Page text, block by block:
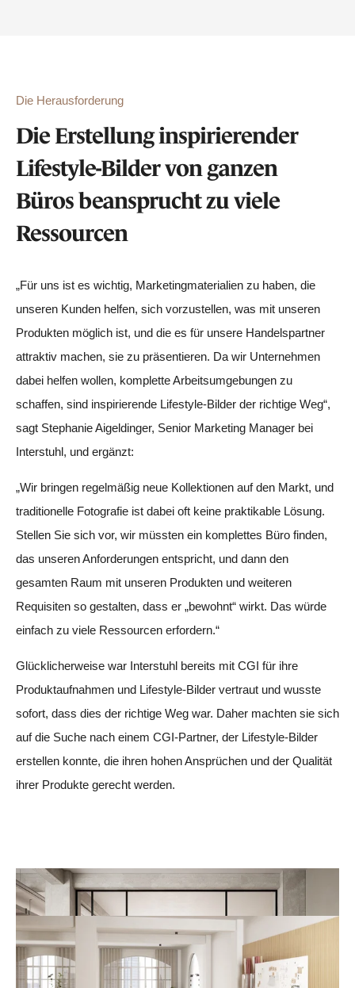
Die Herausforderung
Die Erstellung inspirierender
Lifestyle-Bilder von ganzen
Büros beansprucht zu viele
Ressourcen
„Für uns ist es wichtig, Marketingmaterialien zu haben, die
unseren Kunden helfen, sich vorzustellen, was mit unseren
Produkten möglich ist, und die es für unsere Handelspartner
attraktiv machen, sie zu präsentieren. Da wir Unternehmen
dabei helfen wollen, komplette Arbeitsumgebungen zu
schaffen, sind inspirierende Lifestyle-Bilder der richtige Weg“,
sagt Stephanie Aigeldinger, Senior Marketing Manager bei
Interstuhl, und ergänzt:
„Wir bringen regelmäßig neue Kollektionen auf den Markt, und
traditionelle Fotografie ist dabei oft keine praktikable Lösung.
Stellen Sie sich vor, wir müssten ein komplettes Büro finden,
das unseren Anforderungen entspricht, und dann den
gesamten Raum mit unseren Produkten und weiteren
Requisiten so gestalten, dass er „bewohnt“ wirkt. Das würde
einfach zu viele Ressourcen erfordern.“
Glücklicherweise war Interstuhl bereits mit CGI für ihre
Produktaufnahmen und Lifestyle-Bilder vertraut und wusste
sofort, dass dies der richtige Weg war. Daher machten sie sich
auf die Suche nach einem CGI-Partner, der Lifestyle-Bilder
erstellen konnte, die ihren hohen Ansprüchen und der Qualität
ihrer Produkte gerecht werden.